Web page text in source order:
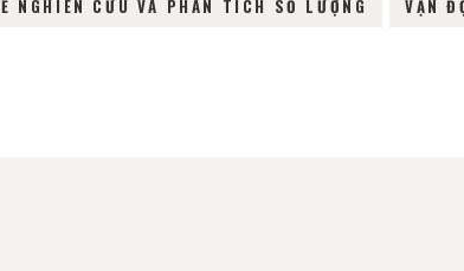
NGHIÊN CỨU VÀ PHÂN TÍCH SỐ LƯỢNG VẬN